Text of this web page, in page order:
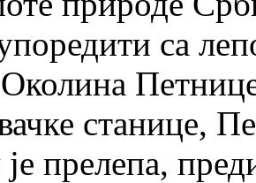
са
станице,
прелепа,